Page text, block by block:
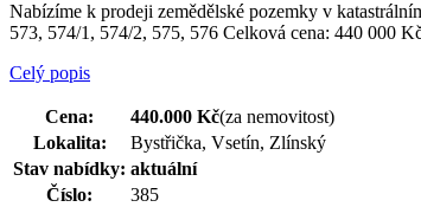
Nabízíme k prodeji zemědělské pozemky v
573, 574/1, 574/2, 575, 576 Celková cena: 440 000
Celý popis
Cena: 440.000 Kč(za nemovitost)
Lokalita:
Bystřička, Vsetín, Zlínský
Stav nabídky: aktuální
Číslo:
385